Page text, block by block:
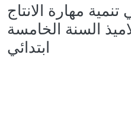
مهارة الانتاج
السنة الخامسة
ابتدائي